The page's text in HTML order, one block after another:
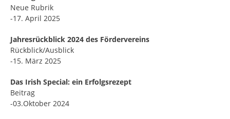
Neue Rubrik
-17. April 2025
Jahresrückblick 2024 des Fördervereins
Rückblick/Ausblick
-15. März 2025
Das Irish Special: ein Erfolgsrezept
Beitrag
-03.Oktober 2024